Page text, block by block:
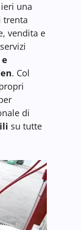
una
trenta
vendita e
. Col
di
su tutte